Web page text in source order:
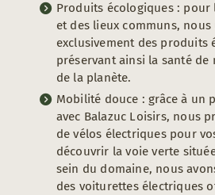
Produits écologiques : pour
et des lieux communs,
exclusivement des produits
préservant ainsi la santé de
de la planète.
Mobilité douce : grâce à un
avec Balazuc Loisirs, nous
de vélos électriques pour
découvrir la voie verte
sein du domaine, nous
des voiturettes électriques